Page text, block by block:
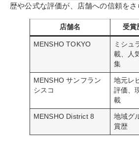
歴や公式な評価が、店舗への信頼をさ
店舗名 受賞
MENSHO TOKYO
ミシュ
載、人
集
MENSHO サンフラン
シスコ
地元レ
評価、
載
MENSHO District 8
地域グ
賞歴